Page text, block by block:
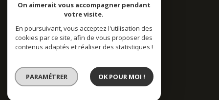
Espace propriétaires
Adhérent
On aimerait vous accompagner pendant
votre visite.
En poursuivant, vous acceptez l'utilisation des
cookies par ce site, afin de vous proposer des
contenus adaptés et réaliser des statistiques !
PARAMÉTRER OK POUR MOI !